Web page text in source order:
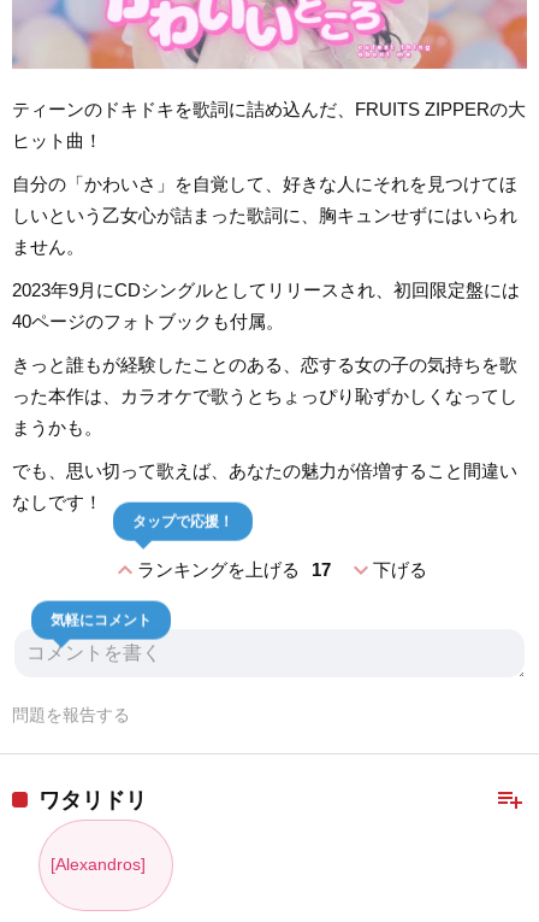
ティーンのドキドキを歌詞に詰め込んだ、FRUITS ZIPPERの大
ヒット曲！
自分の「かわいさ」を自覚して、好きな人にそれを見つけてほ
しいという乙女心が詰まった歌詞に、胸キュンせずにはいられ
ません。
2023年9月にCDシングルとしてリリースされ、初回限定盤には
40ページのフォトブックも付属。
きっと誰もが経験したことのある、恋する女の子の気持ちを歌
った本作は、カラオケで歌うとちょっぴり恥ずかしくなってし
まうかも。
でも、思い切って歌えば、あなたの魅力が倍増すること間違い
なしです！
expand_lessランキングを上げる 17
タップで応援！
expand_more下げる
気軽にコメント
問題を報告する
playlist_add
ワタリドリ
[Alexandros]